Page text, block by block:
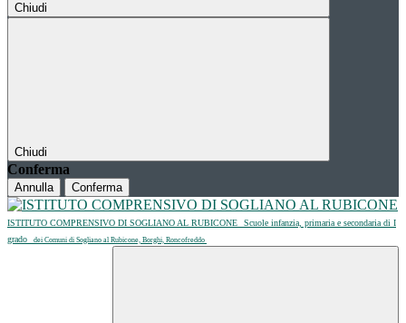
Chiudi
Chiudi
Conferma
Annulla Conferma
ISTITUTO COMPRENSIVO DI SOGLIANO AL RUBICONE
Scuole infanzia, primaria e secondaria di I
grado
dei Comuni di Sogliano al Rubicone, Borghi, Roncofreddo